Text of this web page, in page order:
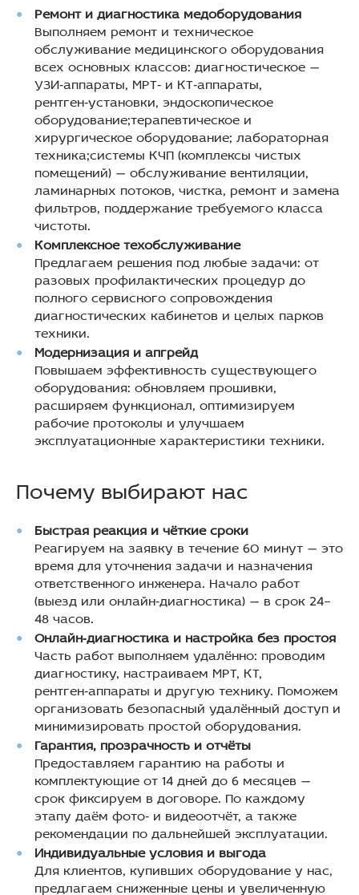
Ремонт и диагностика медоборудования
Выполняем ремонт и техническое
обслуживание медицинского оборудования
всех основных классов: диагностическое —
УЗИ‑аппараты, МРТ‑ и КТ‑аппараты,
рентген‑установки, эндоскопическое
оборудование;терапевтическое и
хирургическое оборудование; лабораторная
техника;системы КЧП (комплексы чистых
помещений) — обслуживание вентиляции,
ламинарных потоков, чистка, ремонт и замена
фильтров, поддержание требуемого класса
чистоты.
Комплексное техобслуживание
Предлагаем решения под любые задачи: от
разовых профилактических процедур до
полного сервисного сопровождения
диагностических кабинетов и целых парков
техники.
Модернизация и апгрейд
Повышаем эффективность существующего
оборудования: обновляем прошивки,
расширяем функционал, оптимизируем
рабочие протоколы и улучшаем
эксплуатационные характеристики техники.
Почему выбирают нас
Быстрая реакция и чёткие сроки
Реагируем на заявку в течение 60 минут — это
время для уточнения задачи и назначения
ответственного инженера. Начало работ
(выезд или онлайн‑диагностика) — в срок 24–
48 часов.
Онлайн‑диагностика и настройка без простоя
Часть работ выполняем удалённо: проводим
диагностику, настраиваем МРТ, КТ,
рентген‑аппараты и другую технику. Поможем
организовать безопасный удалённый доступ и
минимизировать простой оборудования.
Гарантия, прозрачность и отчёты
Предоставляем гарантию на работы и
комплектующие от 14 дней до 6 месяцев —
срок фиксируем в договоре. По каждому
этапу даём фото‑ и видеоотчёт, а также
рекомендации по дальнейшей эксплуатации.
Индивидуальные условия и выгода
Для клиентов, купивших оборудование у нас,
предлагаем сниженные цены и увеличенную